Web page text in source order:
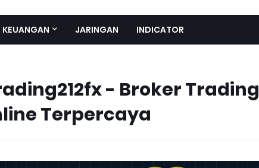
KEUANGAN JARINGAN INDICATOR
- Broker Trading
Terpercaya